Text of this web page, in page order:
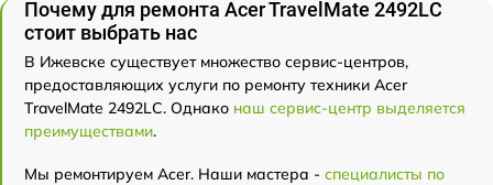
Почему для ремонта Acer TravelMate 2492LС
стоит выбрать нас
В Ижевске существует множество сервис-центров,
предоставляющих услуги по ремонту техники Acer
TravelMate 2492LС. Однако наш сервис-центр выделяется
преимуществами.
Мы ремонтируем Acer. Наши мастера - специалисты по